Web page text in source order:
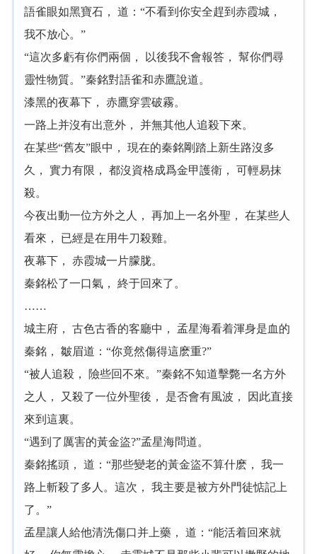
語雀眼如黑寶石， 道：“不看到你安全趕到赤霞城，
我不放心。”
“這次多虧有你們兩個， 以後我不會報答， 幫你們尋
靈性物質。”秦銘對語雀和赤鷹說道。
漆黑的夜幕下， 赤鷹穿雲破霧。
一路上并沒有出意外， 并無其他人追殺下來。
在某些“舊友”眼中， 現在的秦銘剛踏上新生路沒多
久， 實力有限， 都沒資格成爲金甲護衛， 可輕易抹
殺。
今夜出動一位方外之人， 再加上一名外聖， 在某些人
看來， 已經是在用牛刀殺雞。
夜幕下， 赤霞城一片朦胧。
秦銘松了一口氣， 終于回來了。
……
城主府， 古色古香的客廳中， 孟星海看着渾身是血的
秦銘， 皺眉道：“你竟然傷得這麽重?”
“被人追殺， 險些回不來。”秦銘不知道擊斃一名方外
之人， 又殺了一位外聖後， 是否會有風波， 因此直接
來到這裏。
“遇到了厲害的黃金盜?”孟星海問道。
秦銘搖頭， 道：“那些變老的黃金盜不算什麽， 我一
路上斬殺了多人。這次， 我主要是被方外門徒惦記上
了。”
孟星讓人給他清洗傷口并上藥， 道：“能活着回來就